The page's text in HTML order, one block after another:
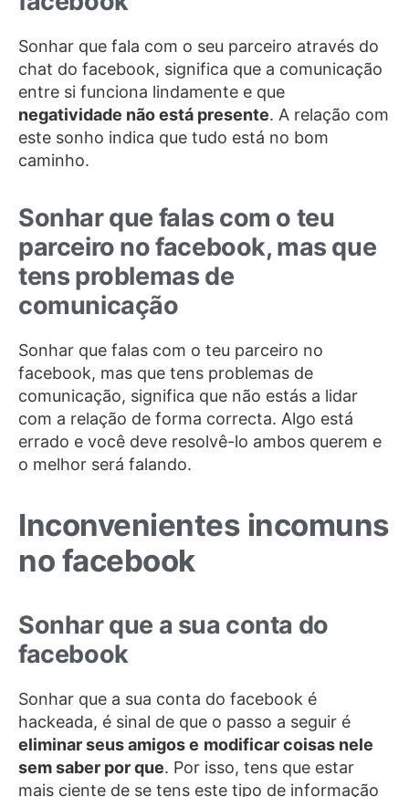
Sonhar que fala com o seu parceiro através do
chat do facebook, significa que a comunicação
entre si funciona lindamente e que
negatividade não está presente. A relação com
este sonho indica que tudo está no bom
caminho.
Sonhar que falas com o teu
parceiro no facebook, mas que
tens problemas de
comunicação
Sonhar que falas com o teu parceiro no
facebook, mas que tens problemas de
comunicação, significa que não estás a lidar
com a relação de forma correcta. Algo está
errado e você deve resolvê-lo ambos querem e
o melhor será falando.
Inconvenientes incomuns
no facebook
Sonhar que a sua conta do
facebook
Sonhar que a sua conta do facebook é
hackeada, é sinal de que o passo a seguir é
eliminar seus amigos e modificar coisas nele
sem saber por que. Por isso, tens que estar
mais ciente de se tens este tipo de informação